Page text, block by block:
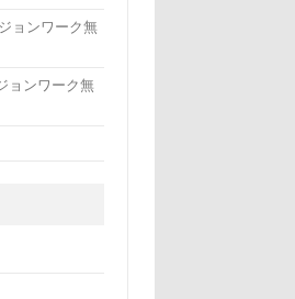
ョンワーク無
ョンワーク無